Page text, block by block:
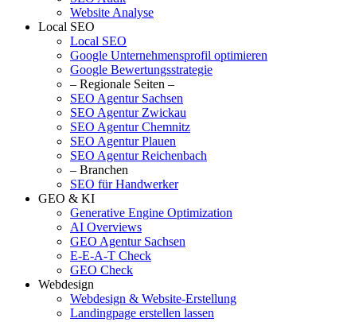
Website Analyse
Local SEO
Local SEO
Google Unternehmensprofil optimieren
Google Bewertungsstrategie
– Regionale Seiten –
SEO Agentur Sachsen
SEO Agentur Zwickau
SEO Agentur Chemnitz
SEO Agentur Plauen
SEO Agentur Reichenbach
– Branchen
SEO für Handwerker
GEO & KI
Generative Engine Optimization
AI Overviews
GEO Agentur Sachsen
E-E-A-T Check
GEO Check
Webdesign
Webdesign & Website-Erstellung
Landingpage erstellen lassen